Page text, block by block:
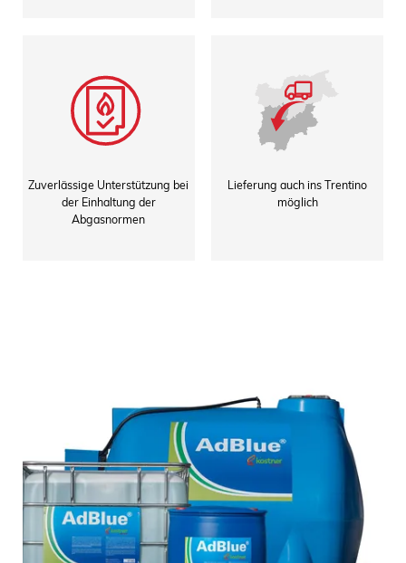
Zuverlässige Unterstützung bei
der Einhaltung der
Abgasnormen
Lieferung auch ins Trentino
möglich